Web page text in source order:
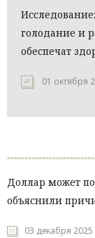
голодание и
обеспечат
01 октября
Доллар может
объяснили
03 декабря